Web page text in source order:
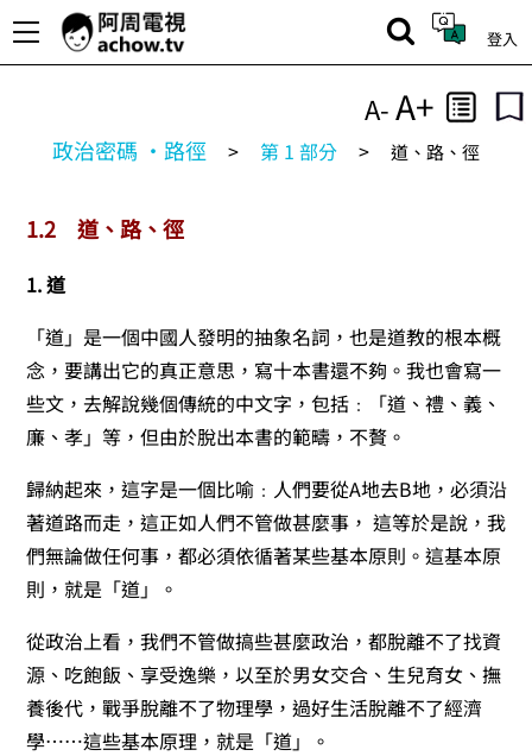
登入
政治密碼 ‧路徑 > 第 1 部分 > 道、路、徑
1.2 道、路、徑
1. 道
「道」是一個中國人發明的抽象名詞，也是道教的根本概
念，要講出它的真正意思，寫十本書還不夠。我也會寫一
些文，去解說幾個傳統的中文字，包括﹕「道、禮、義、
廉、孝」等，但由於脫出本書的範疇，不贅。
歸納起來，這字是一個比喻﹕人們要從A地去B地，必須沿
著道路而走，這正如人們不管做甚麼事， 這等於是說，我
們無論做任何事，都必須依循著某些基本原則。這基本原
則，就是「道」。
從政治上看，我們不管做搞些甚麼政治，都脫離不了找資
源、吃飽飯、享受逸樂，以至於男女交合、生兒育女、撫
養後代，戰爭脫離不了物理學，過好生活脫離不了經濟
學……這些基本原理，就是「道」。
A-A+